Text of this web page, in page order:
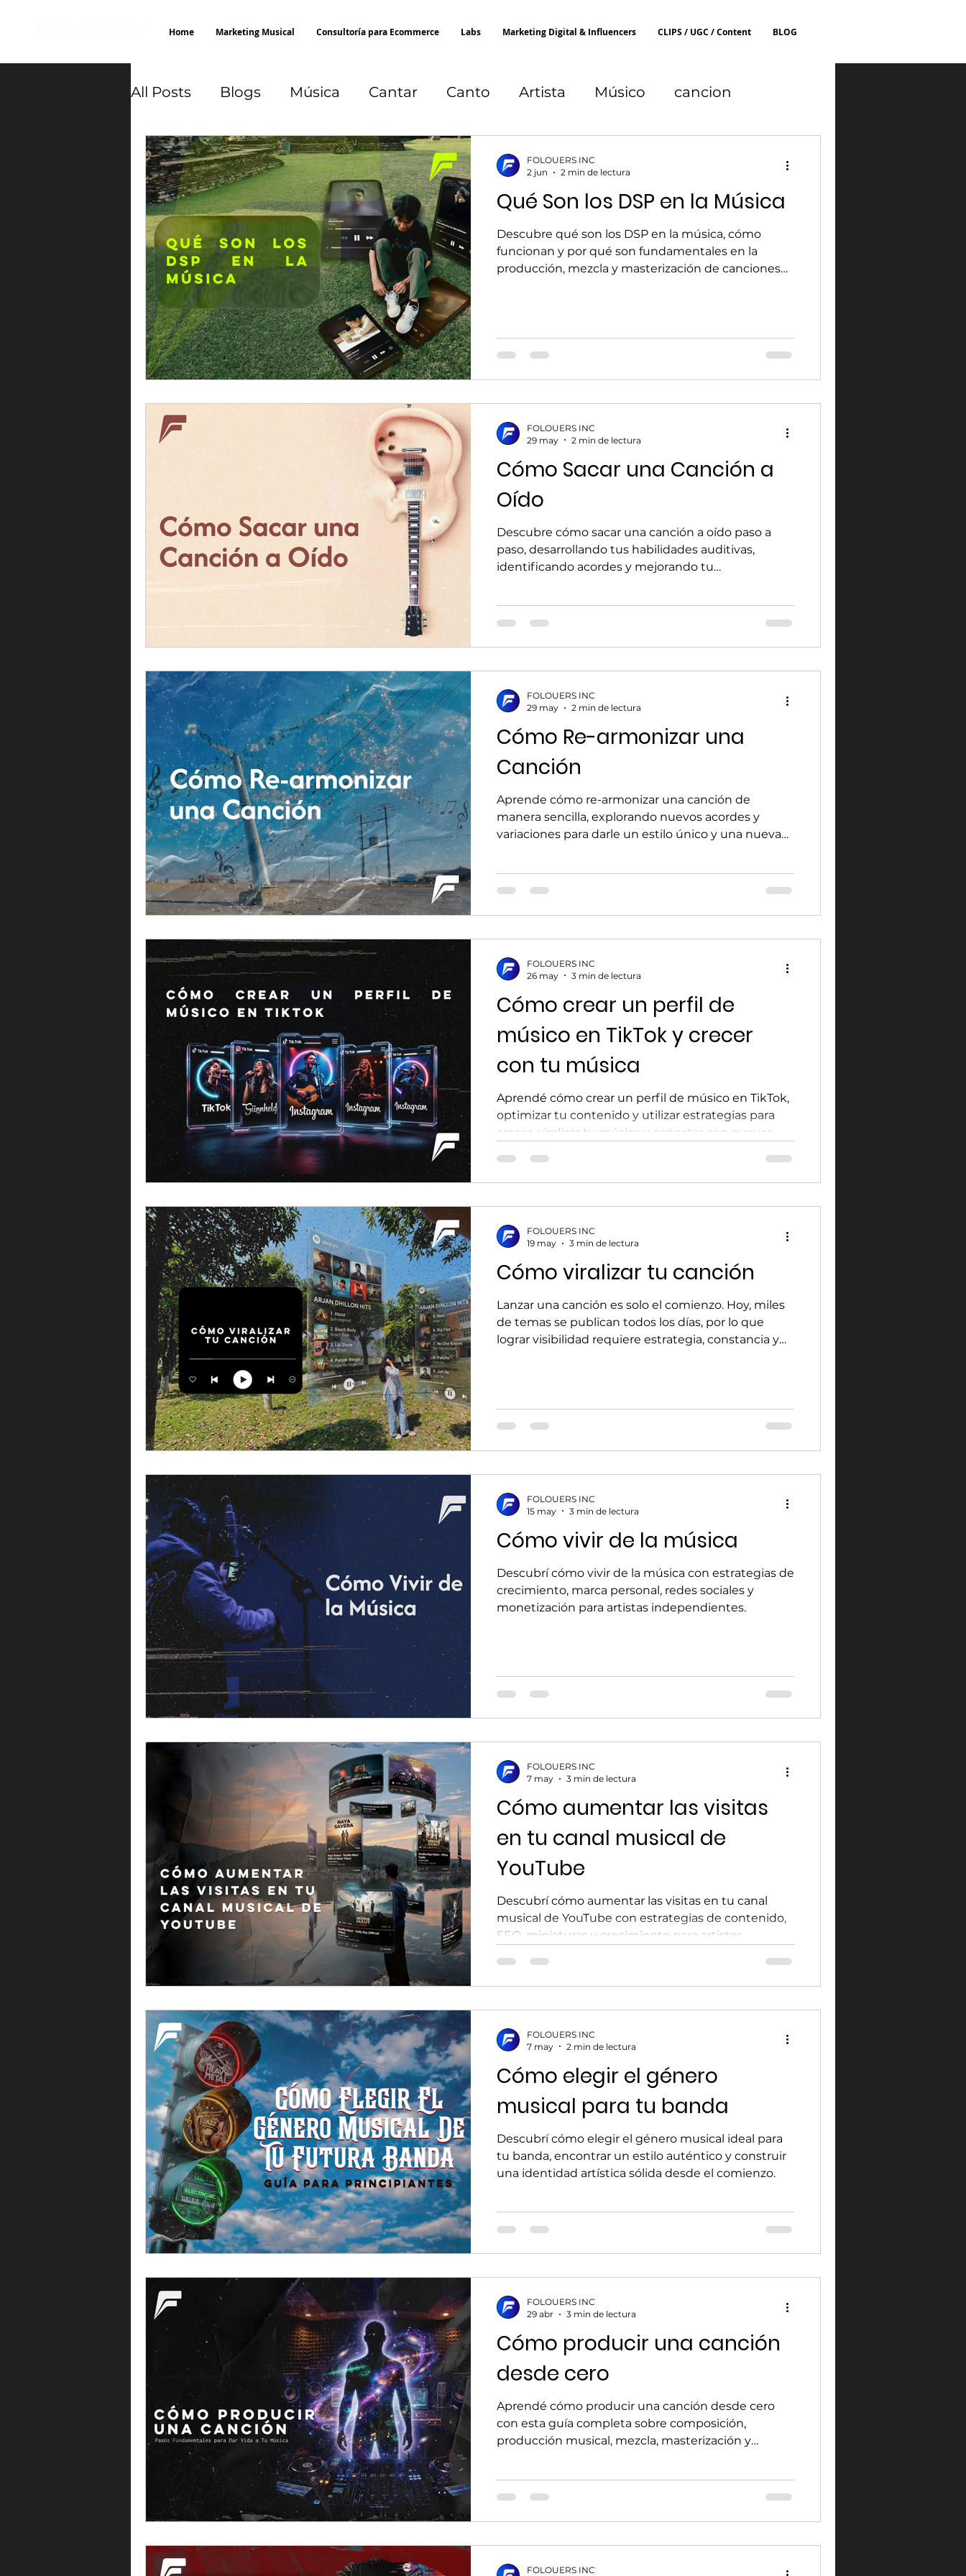
Home Marketing Musical Consultoría para Ecommerce Labs Marketing Digital & Influencers CLIPS / UGC / Content BLOG
All Posts Blogs Música Cantar Canto Artista Músico cancion
canción YouTube Spotify Albúm Comunidad
Qué Son los DSP en la Música
Descubre qué son los DSP en la música, cómo
funcionan y por qué son fundamentales en la
producción, mezcla y masterización de canciones
FOLOUERS INC
2 jun
2 min de lectura
Cómo Sacar una Canción a
Oído
Descubre cómo sacar una canción a oído paso a
paso, desarrollando tus habilidades auditivas,
identificando acordes y mejorando tu
FOLOUERS INC
29 may
2 min de lectura
Cómo Re-armonizar una
Canción
Aprende cómo re-armonizar una canción de
manera sencilla, explorando nuevos acordes y
variaciones para darle un estilo único y una nueva
FOLOUERS INC
29 may
2 min de lectura
Cómo crear un perfil de
músico en TikTok y crecer
con tu música
Aprendé cómo crear un perfil de músico en TikTok,
optimizar tu contenido y utilizar estrategias para
crecer, viralizar tu música y conectar con nuevas
FOLOUERS INC
26 may
3 min de lectura
Cómo viralizar tu canción
Lanzar una canción es solo el comienzo. Hoy, miles
de temas se publican todos los días, por lo que
lograr visibilidad requiere estrategia, constancia y
estrategias de promoción para aumentar tu
alcance como artista independiente. Utilizá redes
FOLOUERS INC
19 may
3 min de lectura
Cómo vivir de la música
Descubrí cómo vivir de la música con estrategias de
crecimiento, marca personal, redes sociales y
monetización para artistas independientes.
FOLOUERS INC
15 may
3 min de lectura
Cómo aumentar las visitas
en tu canal musical de
YouTube
Descubrí cómo aumentar las visitas en tu canal
musical de YouTube con estrategias de contenido,
SEO, miniaturas y crecimiento para artistas
FOLOUERS INC
7 may
3 min de lectura
Cómo elegir el género
musical para tu banda
Descubrí cómo elegir el género musical ideal para
tu banda, encontrar un estilo auténtico y construir
una identidad artística sólida desde el comienzo.
FOLOUERS INC
7 may
2 min de lectura
Cómo producir una canción
desde cero
Aprendé cómo producir una canción desde cero
con esta guía completa sobre composición,
producción musical, mezcla, masterización y
FOLOUERS INC
29 abr
3 min de lectura
FOLOUERS INC